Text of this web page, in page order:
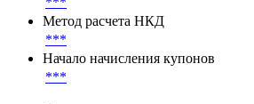
Метод расчета НКД
***
Начало начисления купонов
***